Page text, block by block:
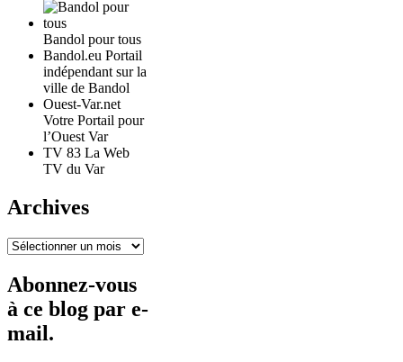
Bandol pour tous
Bandol.eu Portail
indépendant sur la
ville de Bandol
Ouest-Var.net
Votre Portail pour
l’Ouest Var
TV 83 La Web
TV du Var
Archives
Archives
Abonnez-vous
à ce blog par e-
mail.